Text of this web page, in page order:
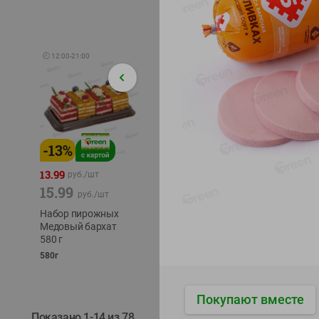
🕘 12:00-21:00
-13%
13.99 руб./шт
15.99 руб./шт
Набор пирожных
Медовый бархат
580 г
580г
-22
Покупают вместе